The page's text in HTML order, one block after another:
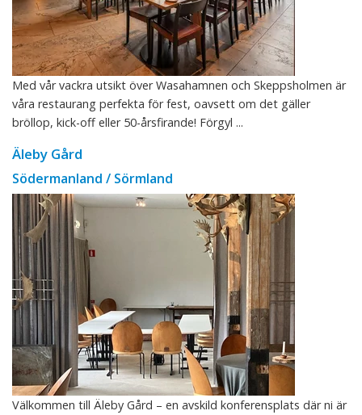
Med vår vackra utsikt över Wasahamnen och Skeppsholmen är
våra restaurang perfekta för fest, oavsett om det gäller
bröllop, kick-off eller 50-årsfirande! Förgyl ...
Äleby Gård
Södermanland / Sörmland
Välkommen till Äleby Gård – en avskild konferensplats där ni är